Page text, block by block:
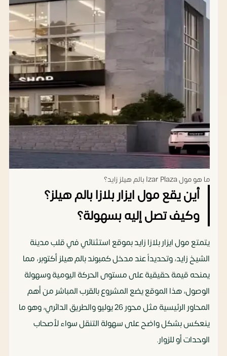
ما هو مول Izar Plaza بالم هيلز زايد؟
أين يقع مول ايزار بلازا بالم هيلز؟
وكيف تصل إليه بسهولة؟
يتمتع مول ايزار بلازا زايد بموقع استثنائي في قلب مدينة
الشيخ زايد، وتحديداً عند مدخل كمبوند بالم هيلز أكتوبر، مما
يمنحه قيمة حقيقية على مستوى الحركة اليومية وسهولة
الوصول، هذا الموقع يضع المشروع بالقرب المباشر من أهم
المحاور الرئيسية مثل محور 26 يوليو والطريق الدائري، وهو ما
ينعكس بشكل واضح على سهولة التنقل سواء لأصحاب
الوحدات أو للزوار.